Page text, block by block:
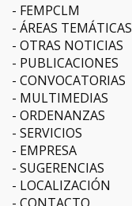
FEMPCLM
ÁREAS TEMÁTICAS
OTRAS NOTICIAS
PUBLICACIONES
CONVOCATORIAS
MULTIMEDIAS
ORDENANZAS
SERVICIOS
EMPRESA
SUGERENCIAS
LOCALIZACIÓN
CONTACTO